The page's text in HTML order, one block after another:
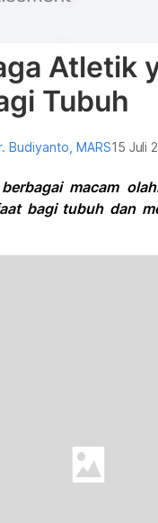
Atletik
Tubuh
Budiyanto, MARS15 Juli
macam
bagi tubuh dan